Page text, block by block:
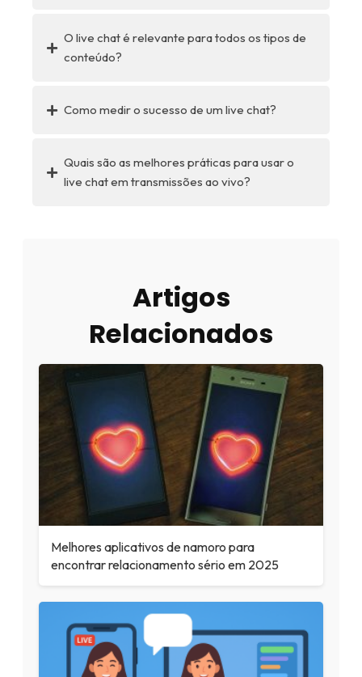
O live chat é relevante para todos os tipos de
conteúdo?
Como medir o sucesso de um live chat?
Quais são as melhores práticas para usar o
live chat em transmissões ao vivo?
Artigos
Relacionados
Melhores aplicativos de namoro para
encontrar relacionamento sério em 2025